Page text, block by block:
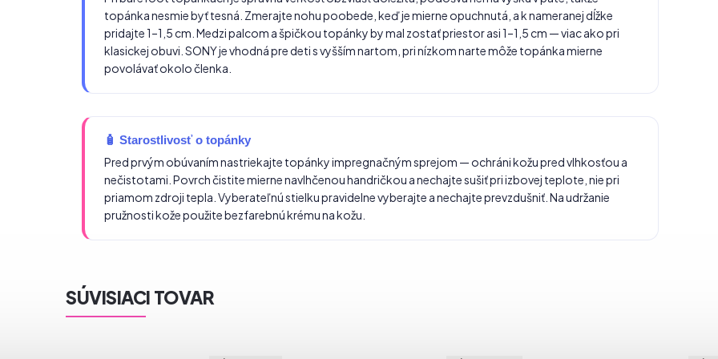
topánka nesmie byť tesná. Zmerajte nohu poobede, keď je mierne opuchnutá, a k nameranej dĺžke
pridajte 1–1,5 cm. Medzi palcom a špičkou topánky by mal zostať priestor asi 1–1,5 cm — viac ako pri
klasickej obuvi. SONY je vhodná pre deti s vyšším nartom, pri nízkom narte môže topánka mierne
povolávať okolo členka.
🧴 Starostlivosť o topánky
Pred prvým obúvaním nastriekajte topánky impregnačným sprejom — ochráni kožu pred vlhkosťou a
nečistotami. Povrch čistite mierne navlhčenou handričkou a nechajte sušiť pri izbovej teplote, nie pri
priamom zdroji tepla. Vyberateľnú stielku pravidelne vyberajte a nechajte prevzdušniť. Na udržanie
pružnosti kože použite bezfarebnú krému na kožu.
SÚVISIACI TOVAR